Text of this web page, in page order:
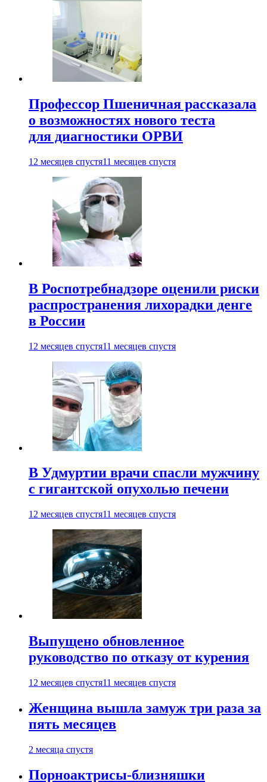
Профессор Пшеничная рассказала
о возможностях нового теста
для диагностики ОРВИ
12 месяцев спустя11 месяцев спустя
В Роспотребнадзоре оценили риски
распространения лихорадки денге
в России
12 месяцев спустя11 месяцев спустя
В Удмуртии врачи спасли мужчину
с гигантской опухолью печени
12 месяцев спустя11 месяцев спустя
Выпущено обновленное
руководство по отказу от курения
12 месяцев спустя11 месяцев спустя
Женщина вышла замуж три раза за
пять месяцев
2 месяца спустя
Порноактрисы-близняшки